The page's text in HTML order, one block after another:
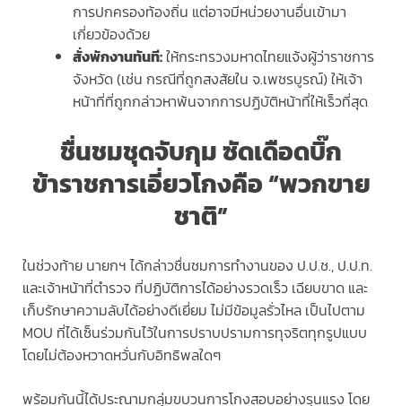
การปกครองท้องถิ่น แต่อาจมีหน่วยงานอื่นเข้ามา
เกี่ยวข้องด้วย
สั่งพักงานทันที:ให้กระทรวงมหาดไทยแจ้งผู้ว่าราชการ
จังหวัด (เช่น กรณีที่ถูกสงสัยใน จ.เพชรบูรณ์) ให้เจ้า
หน้าที่ที่ถูกกล่าวหาพ้นจากการปฏิบัติหน้าที่ให้เร็วที่สุด
ชื่นชมชุดจับกุม ซัดเดือดบิ๊ก
ข้าราชการเอี่ยวโกงคือ “พวกขาย
ชาติ”
ในช่วงท้าย นายกฯ ได้กล่าวชื่นชมการทำงานของ ป.ป.ช., ป.ป.ท.
และเจ้าหน้าที่ตำรวจ ที่ปฏิบัติการได้อย่างรวดเร็ว เฉียบขาด และ
เก็บรักษาความลับได้อย่างดีเยี่ยม ไม่มีข้อมูลรั่วไหล เป็นไปตาม
MOU ที่ได้เซ็นร่วมกันไว้ในการปราบปรามการทุจริตทุกรูปแบบ
โดยไม่ต้องหวาดหวั่นกับอิทธิพลใดๆ
พร้อมกันนี้ได้ประณามกลุ่มขบวนการโกงสอบอย่างรุนแรง โดย